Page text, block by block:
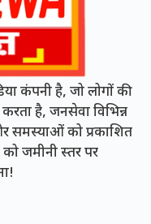
कंपनी है, जो लोगों की
है, जनसेवा विभिन्न
समस्याओं को प्रकाशित
जमीनी स्तर पर